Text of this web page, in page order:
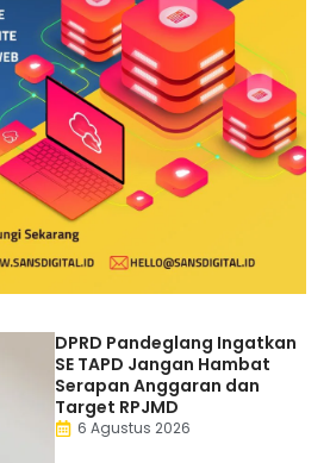
DPRD Pandeglang Ingatkan
SE TAPD Jangan Hambat
Serapan Anggaran dan
Target RPJMD
6 Agustus 2026